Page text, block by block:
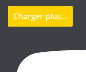
Charger plus…